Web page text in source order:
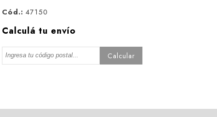
Cód.: 47150
Calculá tu envío
Calcular